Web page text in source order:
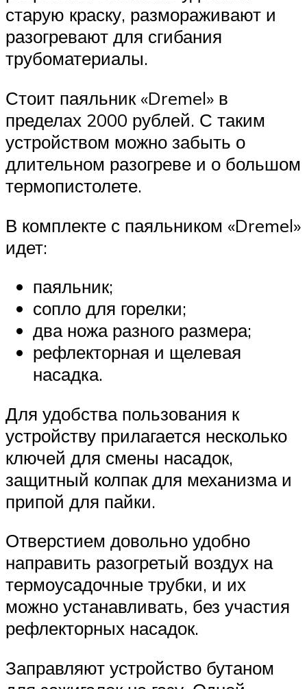
старую краску, размораживают и
разогревают для сгибания
трубоматериалы.
Стоит паяльник «Dremel» в
пределах 2000 рублей. С таким
устройством можно забыть о
длительном разогреве и о большом
термопистолете.
В комплекте с паяльником «Dremel»
идет:
паяльник;
сопло для горелки;
два ножа разного размера;
рефлекторная и щелевая
насадка.
Для удобства пользования к
устройству прилагается несколько
ключей для смены насадок,
защитный колпак для механизма и
припой для пайки.
Отверстием довольно удобно
направить разогретый воздух на
термоусадочные трубки, и их
можно устанавливать, без участия
рефлекторных насадок.
Заправляют устройство бутаном